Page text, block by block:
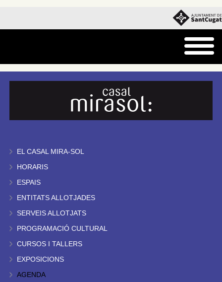
EL CASAL MIRA-SOL
HORARIS
ESPAIS
ENTITATS ALLOTJADES
SERVEIS ALLOTJATS
PROGRAMACIÓ CULTURAL
CURSOS I TALLERS
EXPOSICIONS
AGENDA